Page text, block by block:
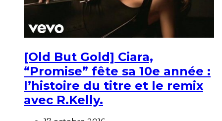
[Old But Gold] Ciara,
“Promise” fête sa 10e année :
l’histoire du titre et le remix
avec R.Kelly.